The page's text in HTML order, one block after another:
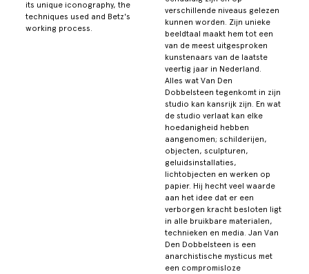
its unique iconography, the
techniques used and Betz's
working process.
verschillende niveaus gelezen
kunnen worden. Zijn unieke
beeldtaal maakt hem tot een
van de meest uitgesproken
kunstenaars van de laatste
veertig jaar in Nederland.
Alles wat Van Den
Dobbelsteen tegenkomt in zijn
studio kan kansrijk zijn. En wat
de studio verlaat kan elke
hoedanigheid hebben
aangenomen; schilderijen,
objecten, sculpturen,
geluidsinstallaties,
lichtobjecten en werken op
papier. Hij hecht veel waarde
aan het idee dat er een
verborgen kracht besloten ligt
in alle bruikbare materialen,
technieken en media. Jan Van
Den Dobbelsteen is een
anarchistische mysticus met
een compromisloze